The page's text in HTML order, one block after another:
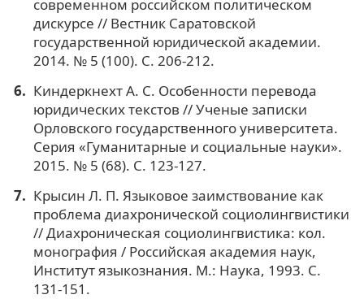
современном российском политическом
дискурсе // Вестник Саратовской
государственной юридической академии.
2014. № 5 (100). С. 206-212.
Киндеркнехт А. С. Особенности перевода
юридических текстов // Ученые записки
Орловского государственного университета.
Серия «Гуманитарные и социальные науки».
2015. № 5 (68). С. 123-127.
Крысин Л. П. Языковое заимствование как
проблема диахронической социолингвистики
// Диахроническая социолингвистика: кол.
монография / Российская академия наук,
Институт языкознания. М.: Наука, 1993. С.
131-151.